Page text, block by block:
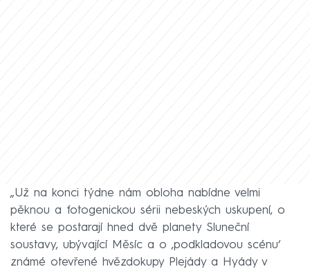
„Už na konci týdne nám obloha nabídne velmi
pěknou a fotogenickou sérii nebeských uskupení, o
které se postarají hned dvě planety Sluneční
soustavy, ubývající Měsíc a o ‚podkladovou scénu‘
známé otevřené hvězdokupy Plejády a Hyády v